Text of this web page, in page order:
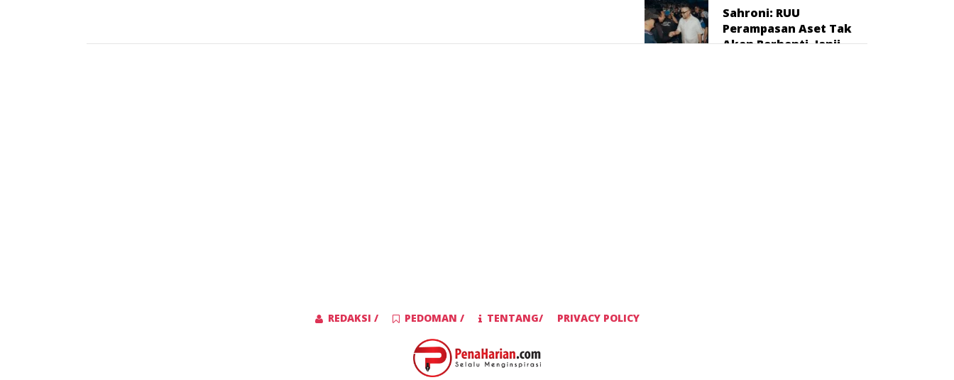
Sahroni: RUU
Perampasan Aset Tak
Akan Berhenti, Janji
REDAKSI / PEDOMAN / TENTANG/ PRIVACY POLICY